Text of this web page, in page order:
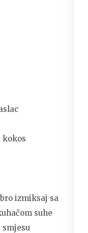
kokos
izmiksaj sa
suhe